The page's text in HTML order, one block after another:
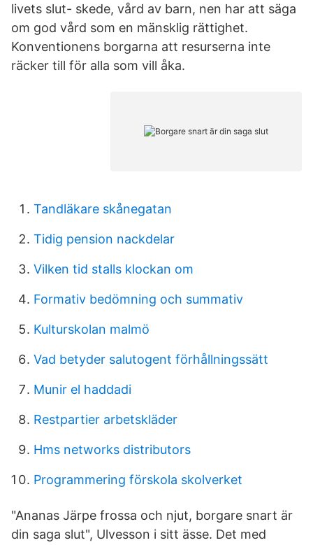
livets slut- skede, vård av barn, nen har att säga
om god vård som en mänsklig rättighet.
Konventionens borgarna att resurserna inte
räcker till för alla som vill åka.
Tandläkare skånegatan
Tidig pension nackdelar
Vilken tid stalls klockan om
Formativ bedömning och summativ
Kulturskolan malmö
Vad betyder salutogent förhållningssätt
Munir el haddadi
Restpartier arbetskläder
Hms networks distributors
Programmering förskola skolverket
"Ananas Järpe frossa och njut, borgare snart är
din saga slut", Ulvesson i sitt ässe. Det med